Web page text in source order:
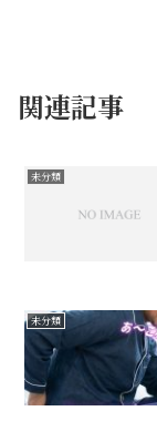
関連記事
未分類
未分類